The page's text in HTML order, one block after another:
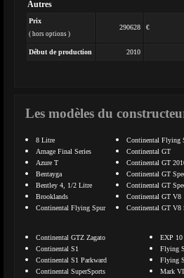
Autres
Prix
( hors options )
290628 €
Début de production 2010
Les modèles du
8 Litre
Arnage Final Series
Azure T
Bentayga
Bentley 4, 1/2 Litre
Brooklands
Continental Flying Spur
Continental Flying
Continental GT
Continental GT
Continental GT
Continental GT
Continental GT V8
Continental GT V8
Continental GTZ Zagato
Continental S1
Continental S1 Parkward
Continental SuperSports
EXP 10
Flying
Flying
Mark VI